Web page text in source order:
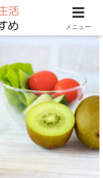
メニュー